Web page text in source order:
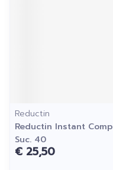
Reductin
Reductin Instant Comp
Suc. 40
€ 25,50